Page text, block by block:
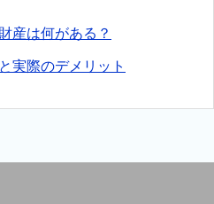
産は何がある？
実際のデメリット